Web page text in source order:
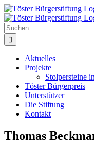
Zum
Inhalt
springen
Suche
nach:
Aktuelles
Projekte
Stolpersteine
Töster Bürgerpreis
Unterstützer
Die Stiftung
Kontakt
Thomas